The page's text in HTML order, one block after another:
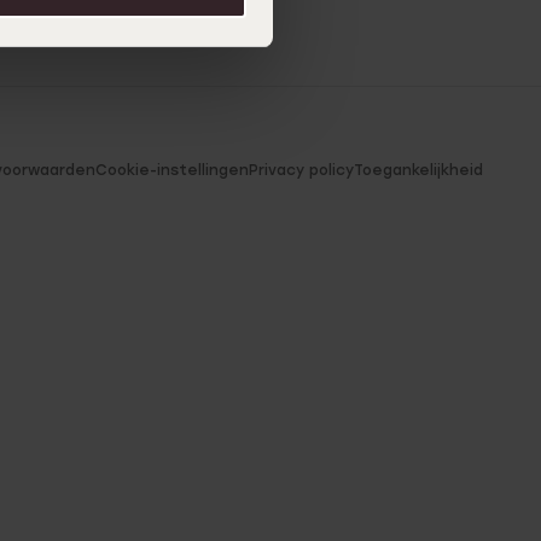
Cookie-instellingen Privacy policyToegankelijkheid